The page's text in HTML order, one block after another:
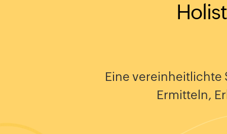
Eine vereinheitlichte
Ermitteln,